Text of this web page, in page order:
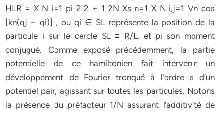
HLR = X N i=1 pi 2 2 + 1 2N Xs n=1 X N i,j=1 Vn cos
[kn(qj − qi)] , ou qi ∈ SL représente la position de la
particule i sur le cercle SL ≡ R/L, et pi son moment
conjugué. Comme exposé précédemment, la partie
potentielle de ce hamiltonien fait intervenir un
développement de Fourier tronqué à l’ordre s d’un
potentiel pair, agissant sur toutes les particules. Notons
la présence du préfacteur 1/N assurant l’additivité de